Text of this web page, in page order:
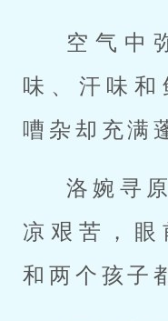
空气中
味、汗味和
嘈杂却充满
洛婉寻
凉艰苦，眼
和两个孩子